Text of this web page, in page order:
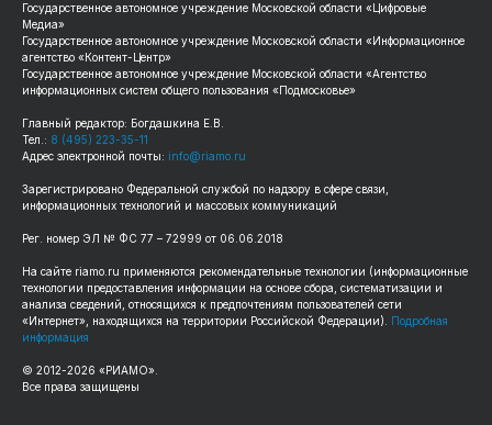
Государственное автономное учреждение Московской области «Цифровые
Медиа»
Государственное автономное учреждение Московской области «Информационное
агентство «Контент-Центр»
Государственное автономное учреждение Московской области «Агентство
информационных систем общего пользования «Подмосковье»
Главный редактор: Богдашкина Е.В.
Тел.: 8 (495) 223-35-11
Адрес электронной почты: info@riamo.ru
Зарегистрировано Федеральной службой по надзору в сфере связи,
информационных технологий и массовых коммуникаций
Рег. номер ЭЛ № ФС 77 – 72999 от 06.06.2018
На сайте riamo.ru применяются рекомендательные технологии (информационные
технологии предоставления информации на основе сбора, систематизации и
анализа сведений, относящихся к предпочтениям пользователей сети
«Интернет», находящихся на территории Российской Федерации). Подробная
информация
© 2012-2026 «РИАМО».
Все права защищены